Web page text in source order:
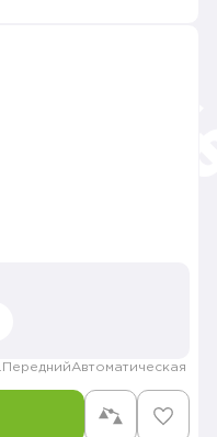
ПереднийАвтоматическая